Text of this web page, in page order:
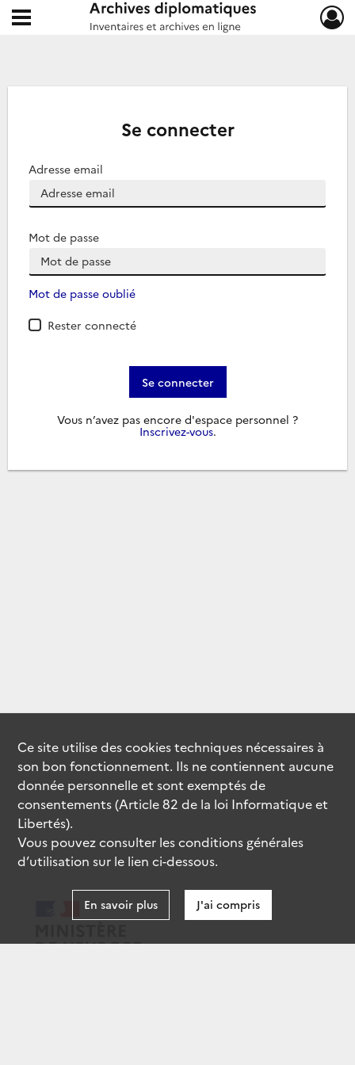
Archives diplomatiques
Ouvrir le menu déroulant
Se connecter
Adresse email
Mot de passe
Mot de passe oublié
Rester connecté
Se connecter
Vous n’avez pas encore d'espace personnel ?
Inscrivez-vous.
Ce site utilise descookiestechniques nécessaires à
son bon fonctionnement. Ils ne contiennent aucune
donnée personnelle et sont exemptés de
consentements (Article 82 de la loi Informatique et
Libertés).
Vous pouvez consulter les conditions générales
d’utilisation sur le lien ci-dessous.
En savoir plus J'ai compris